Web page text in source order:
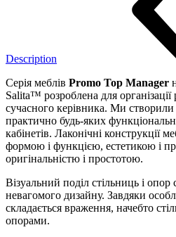
Description
Серія меблів Promo Top Manager
Salita™ розроблена для
сучасного керівника. Ми
практично будь-яких
кабінетів. Лаконічні конструкції
формою і функцією, естетикою і
оригінальністю і простотою.
Візуальний поділ стільниць і опор
невагомого дизайну. Завдяки
складається враження, начебто
опорами.